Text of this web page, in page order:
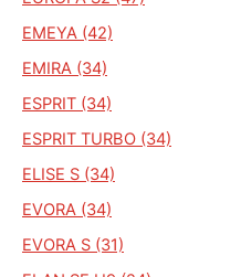
EMEYA (42)
EMIRA (34)
ESPRIT (34)
ESPRIT TURBO (34)
ELISE S (34)
EVORA (34)
EVORA S (31)